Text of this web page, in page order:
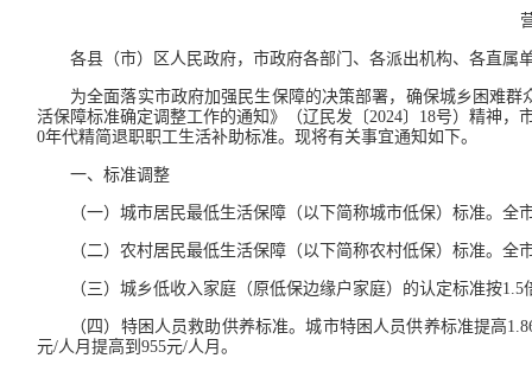
各县（市）区人民政府，市政府各部门、各派出机构、各直属
为全面落实市政府加强民生保障的决策部署，确保城乡困难
活保障标准确定调整工作的通知》（辽民发〔2024〕18号）精神
0年代精简退职职工生活补助标准。现将有关事宜通知如下。
一、标准调整
（一）城市居民最低生活保障（以下简称城市低保）标准。
（二）农村居民最低生活保障（以下简称农村低保）标准。
（三）城乡低收入家庭（原低保边缘户家庭）的认定标准按
（四）特困人员救助供养标准。城市特困人员供养标准提高
元/人月提高到955元/人月。